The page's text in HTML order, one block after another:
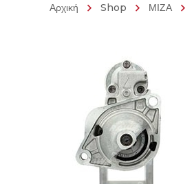
Αρχική Shop ΜΙΖΑ